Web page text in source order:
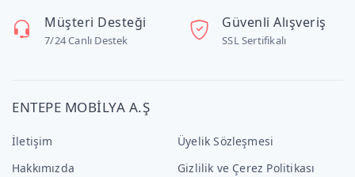
Müşteri Desteği
7/24 Canlı Destek
Güvenli Alışveriş
SSL Sertifikalı
ENTEPE MOBİLYA A.Ş
İletişim
Hakkımızda
Üyelik Sözleşmesi
Gizlilik ve Çerez Politikası